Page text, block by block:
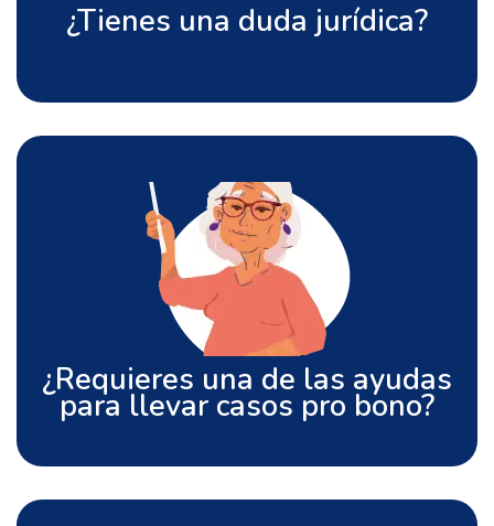
¿Tienes una duda jurídica?
¿Requieres una de las ayudas
para llevar casos pro bono?
Solicítala aquí